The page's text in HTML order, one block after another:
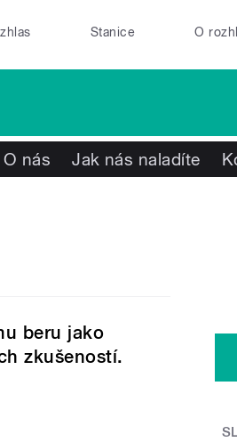
Stanice O
O nás Jak nás naladíte
beru jako
zkušeností.